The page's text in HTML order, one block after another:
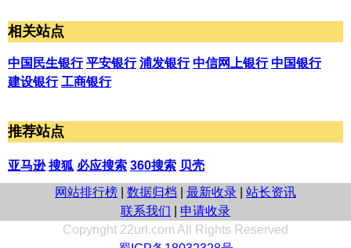
相关站点
中国民生银行 平安银行 浦发银行 中信网上银行 中国银行
建设银行 工商银行
推荐站点
亚马逊 搜狐 必应搜索 360搜索 贝壳
网站排行榜
数据归档 最新收录
站长资讯
联系我们
申请收录
Copyright 22url.com All Rights Reserved